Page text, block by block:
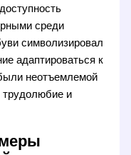
среди
символизировал
адаптироваться к
неотъемлемой
трудолюбие и